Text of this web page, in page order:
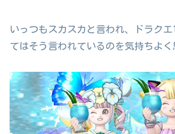
いっつもスカスカと言われ、ドラク
てはそう言われているのを気持ちよく